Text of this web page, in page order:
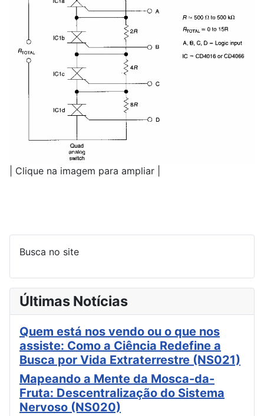
| Clique na imagem para ampliar |
Busca no site
Últimas Notícias
Quem está nos vendo ou o que nos
assiste: Como a Ciência Redefine a
Busca por Vida Extraterrestre (NS021)
Mapeando a Mente da Mosca-da-
Fruta: Descentralização do Sistema
Nervoso (NS020)